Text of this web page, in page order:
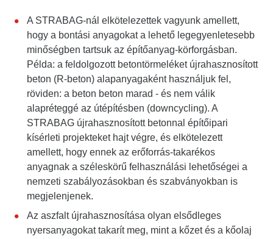
A STRABAG-nál elkötelezettek vagyunk amellett,
hogy a bontási anyagokat a lehető legegyenletesebb
minőségben tartsuk az építőanyag-körforgásban.
Példa: a feldolgozott betontörmeléket újrahasznosított
beton (R-beton) alapanyagaként használjuk fel,
röviden: a beton beton marad - és nem válik
alapréteggé az útépítésben (downcycling). A
STRABAG újrahasznosított betonnal építőipari
kísérleti projekteket hajt végre, és elkötelezett
amellett, hogy ennek az erőforrás-takarékos
anyagnak a széleskörű felhasználási lehetőségei a
nemzeti szabályozásokban és szabványokban is
megjelenjenek.
Az aszfalt újrahasznosítása olyan elsődleges
nyersanyagokat takarít meg, mint a kőzet és a kőolaj